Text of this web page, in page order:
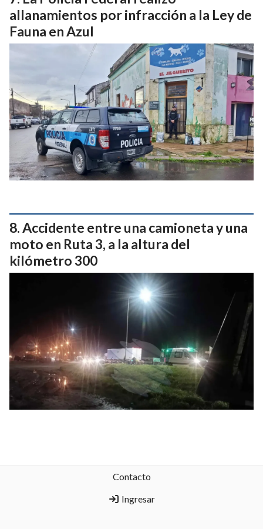
allanamientos por infracción a la Ley de
Fauna en Azul
Accidente entre una camioneta y una
moto en Ruta 3, a la altura del
kilómetro 300
Contacto
Ingresar